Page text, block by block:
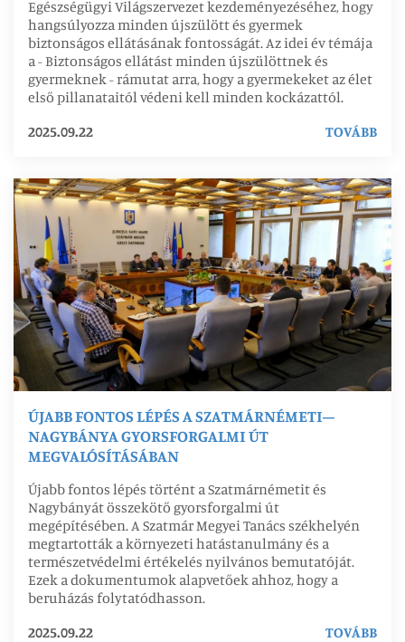
Egészségügyi Világszervezet kezdeményezéséhez, hogy
hangsúlyozza minden újszülött és gyermek
biztonságos ellátásának fontosságát. Az idei év témája
a - Biztonságos ellátást minden újszülöttnek és
gyermeknek - rámutat arra, hogy a gyermekeket az élet
első pillanataitól védeni kell minden kockázattól.
2025.09.22
TOVÁBB
ÚJABB FONTOS LÉPÉS A SZATMÁRNÉMETI–
NAGYBÁNYA GYORSFORGALMI ÚT
MEGVALÓSÍTÁSÁBAN
Újabb fontos lépés történt a Szatmárnémetit és
Nagybányát összekötő gyorsforgalmi út
megépítésében. A Szatmár Megyei Tanács székhelyén
megtartották a környezeti hatástanulmány és a
természetvédelmi értékelés nyilvános bemutatóját.
Ezek a dokumentumok alapvetőek ahhoz, hogy a
beruházás folytatódhasson.
2025.09.22
TOVÁBB